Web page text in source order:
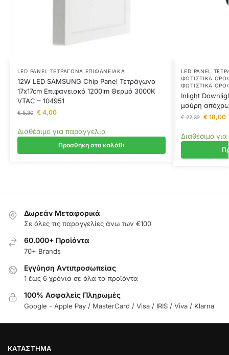
LED PANEL ΤΕΤΡΆΓΩΝΑ ΕΠΙΦΑΝΕΙΑΚΆ
12W LED SAMSUNG Chip Panel Τετράγωνο
17x17cm Επιφανειακό 1200lm Θερμό 3000K
VTAC – 104951
€5,30 €4,00
Διαθέσιμο για παραγγελία
Προσθήκη στο καλάθι
LED PANEL
ΦΩΤΙΣΤΙΚΆ
ΦΩΤΙΣΤΙΚΆ
Inlight
μαύρη
€22,32 €18,00
Διαθέσιμο
Δωρεάν Μεταφορικά
Σε όλες τις παραγγελίες άνω των €100
60.000+ Προϊόντα
70+ Brands
Εγγύηση Aντιπροσωπείας
1 έως 6 χρόνια σε όλα τα προϊόντα
100% Ασφαλείς Πληρωμές
Google - Apple Pay / MasterCard / Visa / IRIS / Viva / Klarna
ΚΑΤΆΣΤΗΜΑ